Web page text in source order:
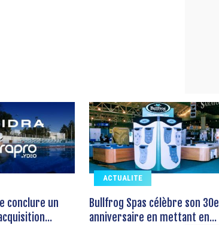
conclure un
ACTUALITE
Bullfrog Spas célèbre son 30e
anniversaire en mettant en...